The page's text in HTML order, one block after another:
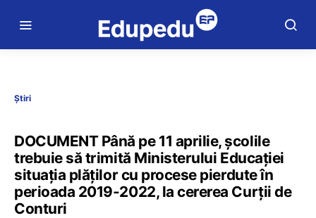
Știri
DOCUMENT Până pe 11 aprilie, școlile
trebuie să trimită Ministerului Educației
situația plăților cu procese pierdute în
perioada 2019-2022, la cererea Curții de
Conturi